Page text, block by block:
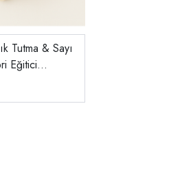
Tutma & Sayı
Eğitici